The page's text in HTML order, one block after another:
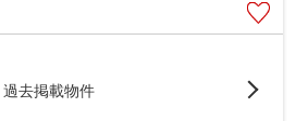
過去掲載物件